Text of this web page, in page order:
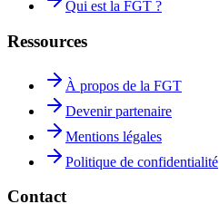
Qui est la FGT ?
Ressources
À propos de la FGT
Devenir partenaire
Mentions légales
Politique de confidentialité
Contact